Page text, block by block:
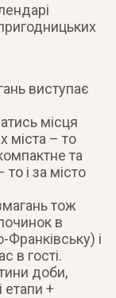
виступає
місця
міста – то
та
і за місто
тож
в
Франківську) і
в гості.
доби,
етапи +